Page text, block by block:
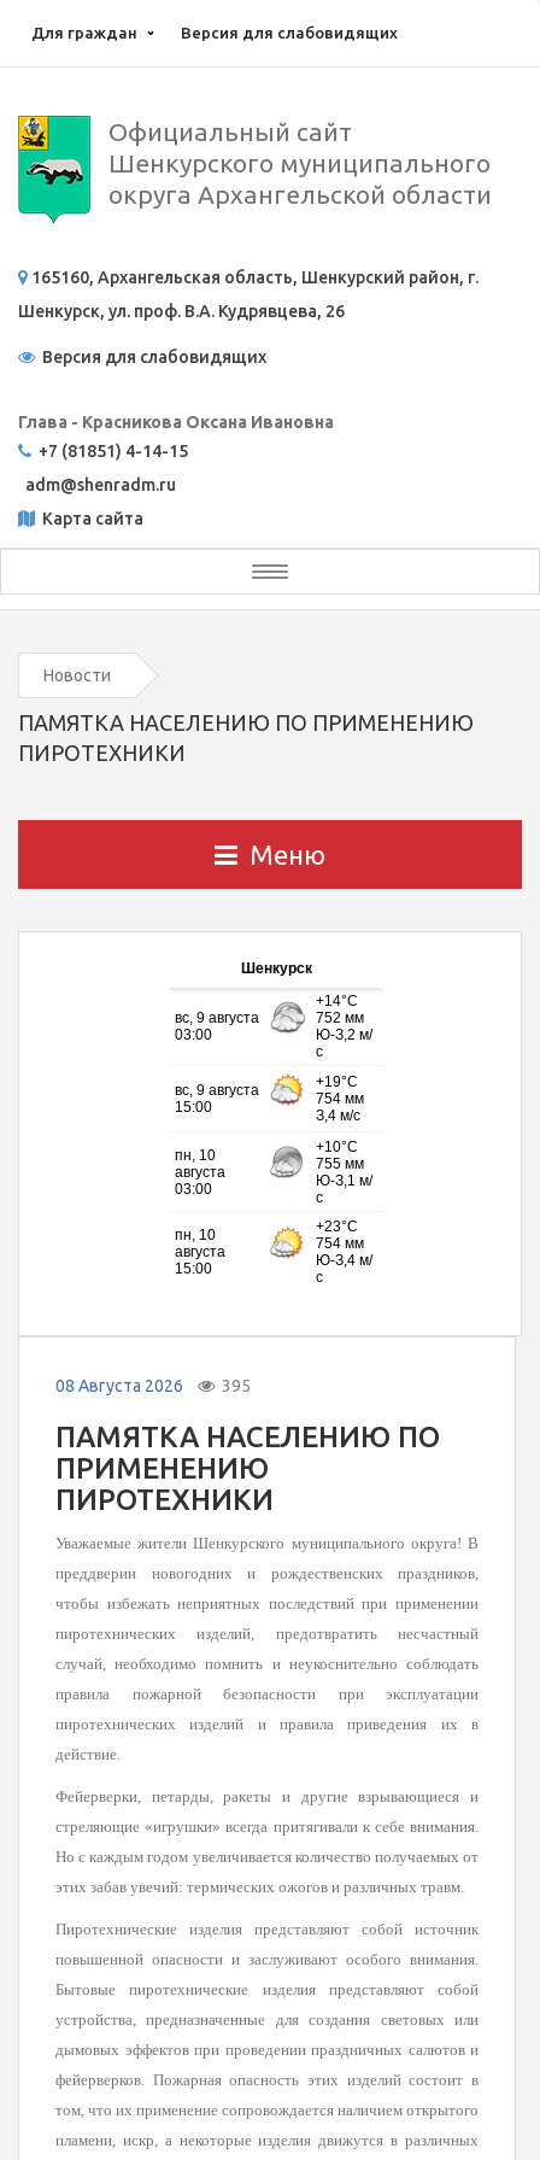
Для граждан Версия для слабовидящих
Официальный сайт
Шенкурского муниципального
округа Архангельской области
165160, Архангельская область, Шенкурский район, г.
Шенкурск, ул. проф. В.А. Кудрявцева, 26
Версия для слабовидящих
Глава - Красникова Оксана Ивановна
+7 (81851) 4-14-15
adm@shenradm.ru
Карта сайта
Toggle
navigation
Новости
ПАМЯТКА НАСЕЛЕНИЮ ПО ПРИМЕНЕНИЮ
ПИРОТЕХНИКИ
Меню
Шенкурск
08 Августа 2026 395
ПАМЯТКА НАСЕЛЕНИЮ ПО
ПРИМЕНЕНИЮ
ПИРОТЕХНИКИ
Уважаемые жители Шенкурского муниципального округа! В
преддверии новогодних и рождественских праздников,
чтобы избежать неприятных последствий при применении
пиротехнических изделий, предотвратить несчастный
случай, необходимо помнить и неукоснительно соблюдать
правила пожарной безопасности при эксплуатации
пиротехнических изделий и правила приведения их в
действие.
Фейерверки, петарды, ракеты и другие взрывающиеся и
стреляющие «игрушки» всегда притягивали к себе внимания.
Но с каждым годом увеличивается количество получаемых от
этих забав увечий: термических ожогов и различных травм.
Пиротехнические изделия представляют собой источник
повышенной опасности и заслуживают особого внимания.
Бытовые пиротехнические изделия представляют собой
устройства, предназначенные для создания световых или
дымовых эффектов при проведении праздничных салютов и
фейерверков. Пожарная опасность этих изделий состоит в
том, что их применение сопровождается наличием открытого
пламени, искр, а некоторые изделия движутся в различных